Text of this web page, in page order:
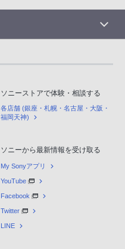
ソニーストアで体験・相談する
各店舗 (銀座・札幌・名古屋・大阪・
福岡天神)
ソニーから最新情報を受け取る
My Sonyアプリ
YouTube
Facebook
Twitter
LINE